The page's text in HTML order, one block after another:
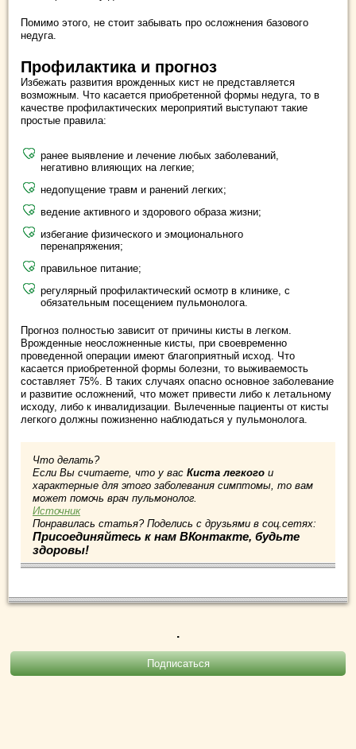
Помимо этого, не стоит забывать про осложнения базового
недуга.
Профилактика и прогноз
Избежать развития врожденных кист не представляется
возможным. Что касается приобретенной формы недуга, то в
качестве профилактических мероприятий выступают такие
простые правила:
ранее выявление и лечение любых заболеваний,
негативно влияющих на легкие;
недопущение травм и ранений легких;
ведение активного и здорового образа жизни;
избегание физического и эмоционального
перенапряжения;
правильное питание;
регулярный профилактический осмотр в клинике, с
обязательным посещением пульмонолога.
Прогноз полностью зависит от причины кисты в легком.
Врожденные неосложненные кисты, при своевременно
проведенной операции имеют благоприятный исход. Что
касается приобретенной формы болезни, то выживаемость
составляет 75%. В таких случаях опасно основное заболевание
и развитие осложнений, что может привести либо к летальному
исходу, либо к инвалидизации. Вылеченные пациенты от кисты
легкого должны пожизненно наблюдаться у пульмонолога.
Что делать?
Если Вы считаете, что у вас Киста легкого и
характерные для этого заболевания симптомы, то вам
может помочь врач пульмонолог.
Источник
Понравилась статья? Поделись с друзьями в соц.сетях:
Присоединяйтесь к нам ВКонтакте, будьте
здоровы!
.